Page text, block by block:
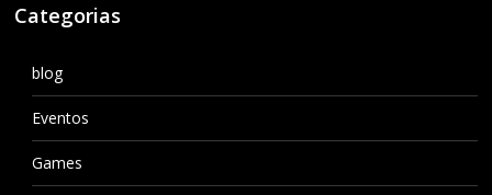
Categorias
blog
Eventos
Games